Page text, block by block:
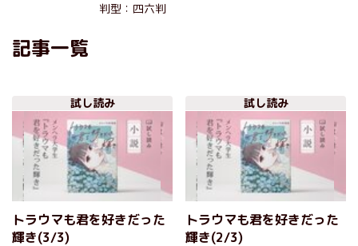
判型：四六判
記事一覧
試し読み
トラウマも君を好きだった
輝き(3/3)
試し読み
トラウマも君を好きだった
輝き(2/3)